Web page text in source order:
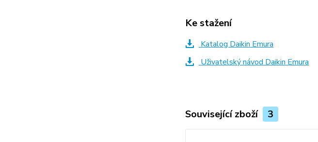
Ke stažení
Katalog Daikin Emura
Uživatelský návod Daikin Emura
Související zboží 3